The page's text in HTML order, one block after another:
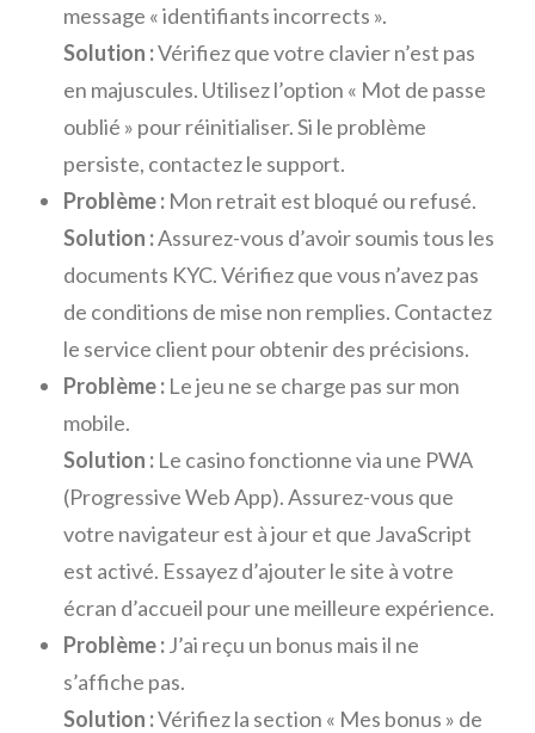
message « identifiants incorrects ».
Solution :Vérifiez que votre clavier n’est pas
en majuscules. Utilisez l’option « Mot de passe
oublié » pour réinitialiser. Si le problème
persiste, contactez le support.
Problème :Mon retrait est bloqué ou refusé.
Solution :Assurez-vous d’avoir soumis tous les
documents KYC. Vérifiez que vous n’avez pas
de conditions de mise non remplies. Contactez
le service client pour obtenir des précisions.
Problème :Le jeu ne se charge pas sur mon
mobile.
Solution :Le casino fonctionne via une PWA
(Progressive Web App). Assurez-vous que
votre navigateur est à jour et que JavaScript
est activé. Essayez d’ajouter le site à votre
écran d’accueil pour une meilleure expérience.
Problème :J’ai reçu un bonus mais il ne
s’affiche pas.
Solution :Vérifiez la section « Mes bonus » de